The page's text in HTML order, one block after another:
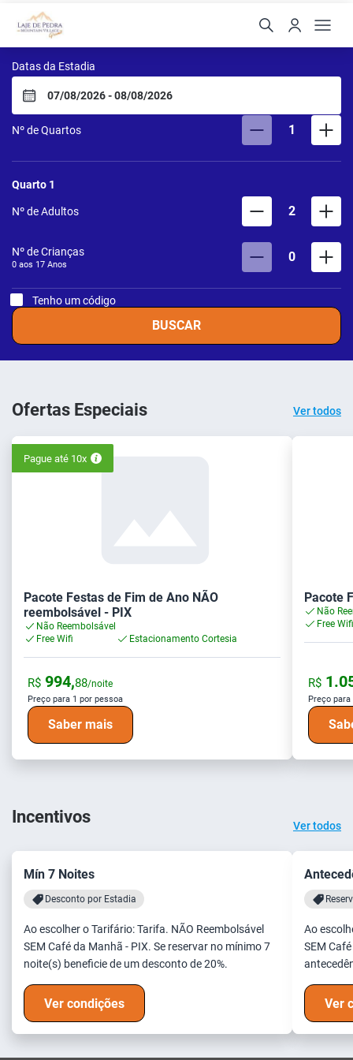
Laje de Pedra Mountain
Datas da Estadia
Nº de Quartos 1
Quarto 1
Nº de Adultos 2
Nº de Crianças
0 aos 17 Anos 0
Tenho um código
BUSCAR
Ofertas Especiais Ver todos
Pague até 10x
Pacote Festas de Fim de Ano NÃO
reembolsável - PIX
Não Reembolsável
Free Wifi
Estacionamento Cortesia
R$ 994,88/noite
Preço para 1 por pessoa
Saber mais
Pacote
Não
Free Wifi
R$
Preço
Incentivos Ver todos
Mín 7 Noites
Desconto por Estadia
Ao escolher o Tarifário: Tarifa. NÃO Reembolsável
SEM Café da Manhã - PIX. Se reservar no mínimo 7
noite(s) beneficie de um desconto de 20%.
Ver condições
Ao escolher o
SEM
Ver